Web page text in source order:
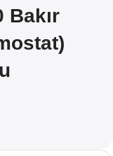
Bakır